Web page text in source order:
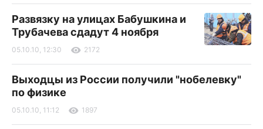
Развязку на улицах Бабушкина и
Трубачева сдадут 4 ноября
05.10.10, 12:30 2172
Выходцы из России получили "нобелевку"
по физике
05.10.10, 11:12 1897